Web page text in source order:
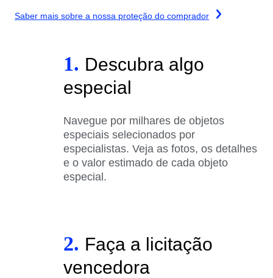
Saber mais sobre a nossa proteção do comprador
1. Descubra algo
especial
Navegue por milhares de objetos
especiais selecionados por
especialistas. Veja as fotos, os detalhes
e o valor estimado de cada objeto
especial.
2. Faça a licitação
vencedora